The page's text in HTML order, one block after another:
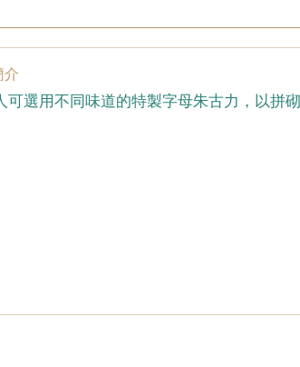
介
選用不同味道的特製字母朱古力，以拼砌